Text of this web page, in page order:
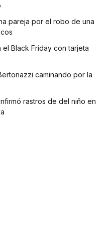
pareja por el robo de una
Black Friday con tarjeta
caminando por la
rastros de del niño en